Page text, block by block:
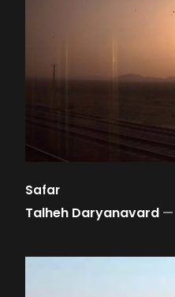
Safar
Talheh Daryanavard —